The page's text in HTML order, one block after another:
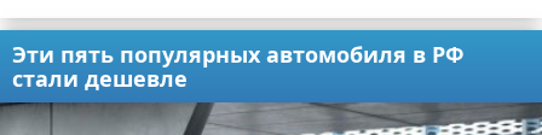
Эти пять популярных автомобиля в РФ
стали дешевле